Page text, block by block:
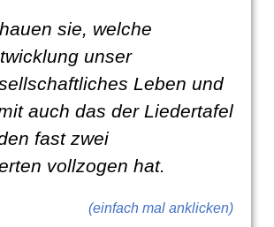
sie, welche
unser
Leben und
auch das der Liedertafel
fast zwei
vollzogen hat.
(einfach mal anklicken)